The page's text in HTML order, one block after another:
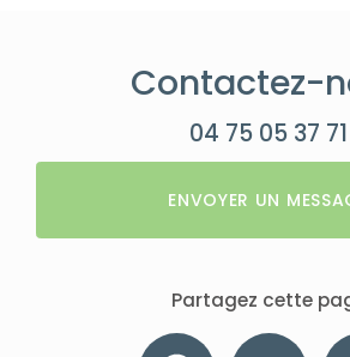
Contactez-
04 75 05 37 71
ENVOYER UN
Partagez cette
Facebook